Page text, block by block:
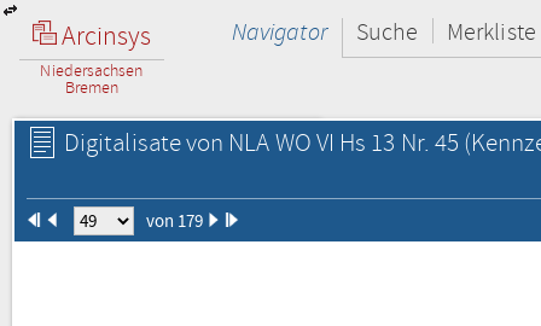
Arcinsys
Niedersachsen
Bremen
Navigator Suche Merkliste
Digitalisate von NLA WO VI Hs 13 Nr. 45
von 179